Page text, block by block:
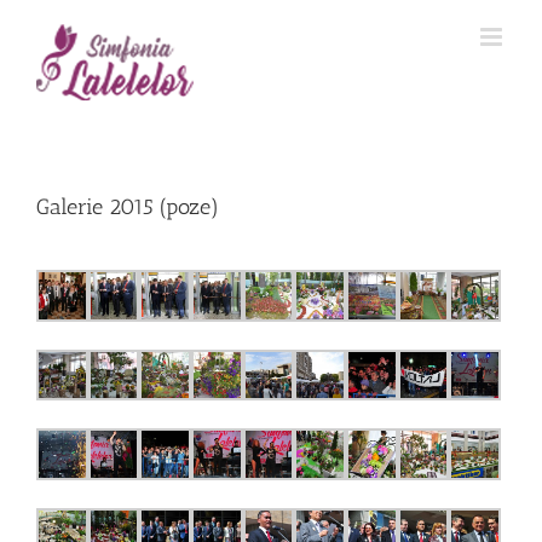
Galerie 2015 (poze)